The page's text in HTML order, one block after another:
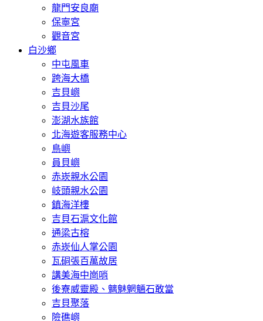
龍門安良廟
保寧宮
觀音宮
白沙鄉
中屯風車
跨海大橋
吉貝嶼
吉貝沙尾
澎湖水族館
北海遊客服務中心
鳥嶼
員貝嶼
赤崁親水公園
岐頭親水公園
鎮海洋樓
吉貝石滬文化館
通梁古榕
赤崁仙人掌公園
瓦硐張百萬故居
講美海中崗哨
後寮威靈殿、魑魅魍魎石敢當
吉貝聚落
險礁嶼